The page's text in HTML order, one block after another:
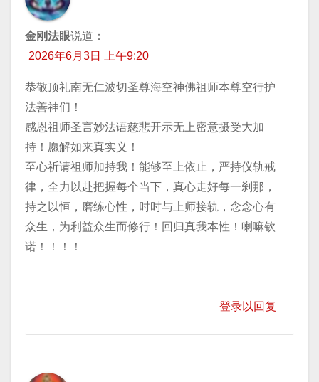
金刚法眼说道：
2026年6月3日 上午9:20
恭敬顶礼南无仁波切圣尊海空神佛祖师本尊空行护
法善神们！
感恩祖师圣言妙法语慈悲开示无上密意摄受大加
持！愿解如来真实义！
至心祈请祖师加持我！能够至上依止，严持仪轨戒
律，全力以赴把握每个当下，真心走好每一刹那，
持之以恒，磨练心性，时时与上师接轨，念念心有
众生，为利益众生而修行！回归真我本性！喇嘛钦
诺！！！！
登录以回复